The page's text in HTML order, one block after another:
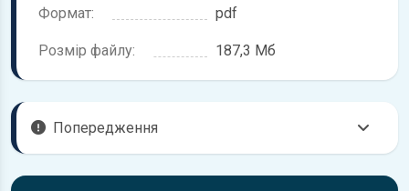
Формат: pdf
Розмір файлу: 187,3 Мб
Попередження
Перед завантаженням ознайомтесь з характеристиками